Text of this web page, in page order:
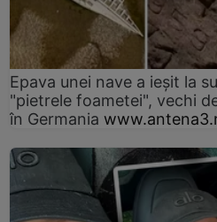
Epava unei nave a ieșit la
"pietrele foametei", vechi
în Germania